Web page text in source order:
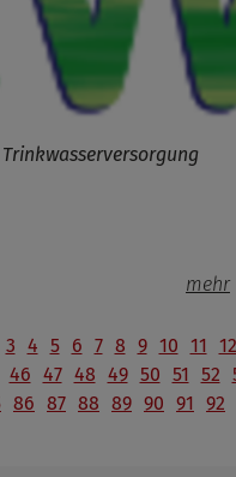
mehr
3 4 5 6 7 8 9 10 11 12
46 47 48 49 50 51 52
86 87 88 89 90 91 92